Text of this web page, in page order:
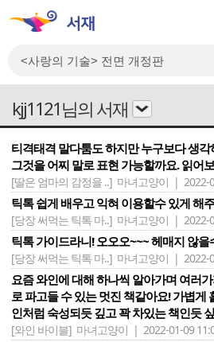
kjj1121님의 서재
티격태격 말다툼도 하지만 누구보다 생
그것을 어찌 말로 표현 가능할까요. 읽어
[딸은 엄마의 감정을 ..] 마녀고양이 | 2022-
틱톡 쉽게 배우고 익혀 이용할수 있게 해
[당장 써먹는 틱톡 마..] 마녀고양이 | 2022-
틱톡 가이드라니! 오오오~~~ 헤매지 않을
[당장 써먹는 틱톡 마..] 마녀고양이 | 2022-
요즘 와인에 대해 하나씩 알아가며 여러
로 파고들 수 있는 멋진 책같아요! 가볍게
인처럼 숙성되듯 깊고 꽉 차있는 책인듯
[와인 바이블] 마녀고양이 | 2022-01-09